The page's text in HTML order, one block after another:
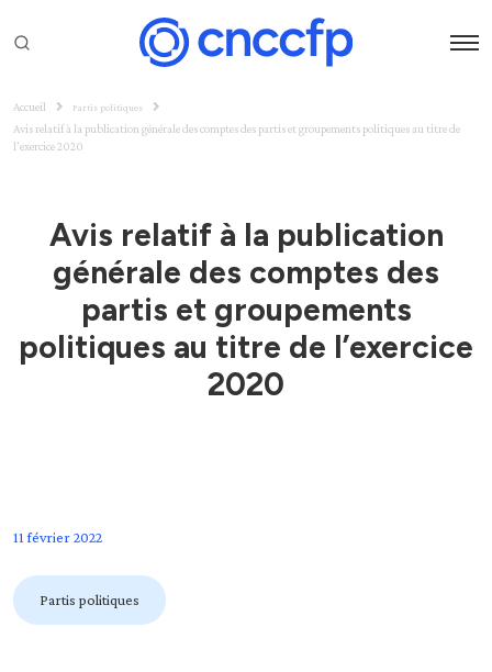
Accueil Partis politiques
Avis relatif à la publication générale des comptes des partis et groupements politiques au titre de
l’exercice 2020
Avis relatif à la publication
générale des comptes des
partis et groupements
politiques au titre de l’exercice
2020
11 février 2022
Partis politiques